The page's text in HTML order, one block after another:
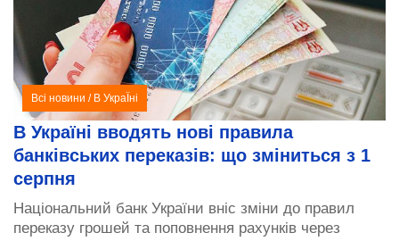
Всі новини / В УкраЇні
В Україні вводять нові правила
банківських переказів: що зміниться з 1
серпня
Національний банк України вніс зміни до правил
переказу грошей та поповнення рахунків через